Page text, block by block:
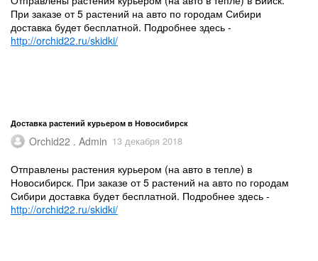
При заказе от 5 растений на авто по городам Сибири
доставка будет бесплатной. Подробнее здесь -
http://orchid22.ru/skidki/
Доставка растений курьером в Новосибирск
Orchid22 . Admin 13 декабря 2018
Отправлены растения курьером (на авто в тепле) в
Новосибирск. При заказе от 5 растений на авто по городам
Сибири доставка будет бесплатной. Подробнее здесь -
http://orchid22.ru/skidki/